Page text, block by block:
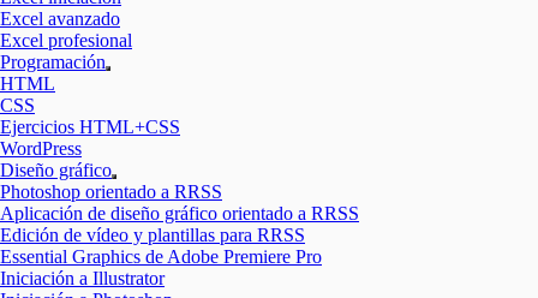
el
submenú
Excel avanzado
Excel profesional
Programación
Mostrar
HTML
CSS
Ejercicios HTML+CSS
WordPress
Diseño gráfico
Mostrar
el
submenú
Photoshop orientado a RRSS
Aplicación de diseño gráfico orientado a RRSS
Edición de vídeo y plantillas para RRSS
Essential Graphics de Adobe Premiere Pro
Iniciación a Illustrator